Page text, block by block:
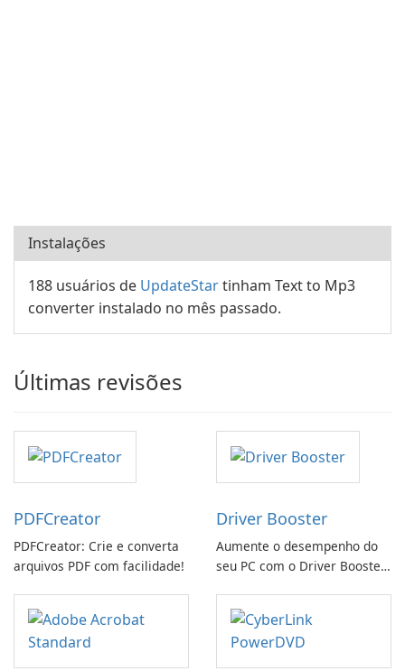
Instalações
188 usuários de UpdateStartinham Text to Mp3
converter instalado no mês passado.
Últimas revisões
PDFCreator
PDFCreator: Crie e converta
arquivos PDF com facilidade!
Driver Booster
Aumente o desempenho do
seu PC com o Driver Booster